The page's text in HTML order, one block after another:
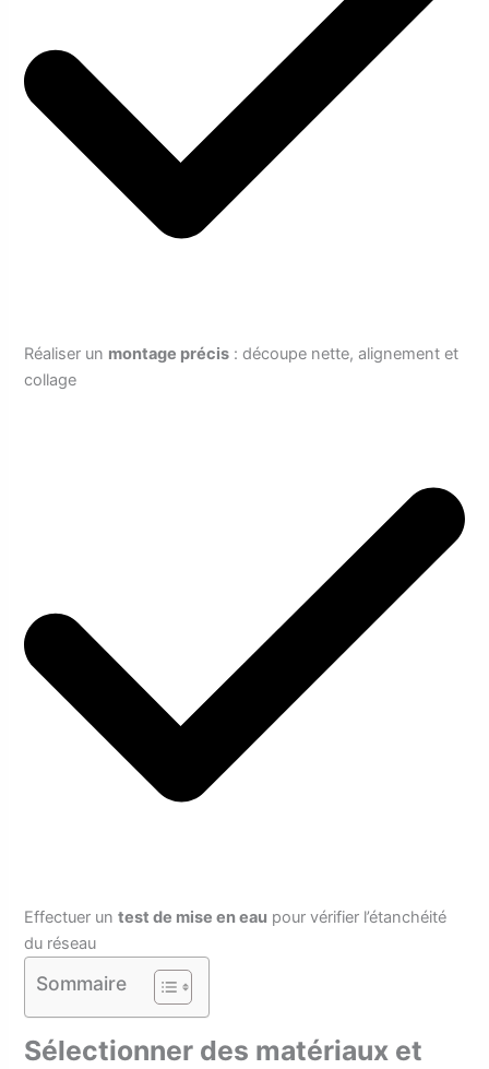
Réaliser un montage précis : découpe nette, alignement et
collage
Effectuer untest de mise en eau pour vérifier l’étanchéité
du réseau
Sommaire
Sélectionner des matériaux et